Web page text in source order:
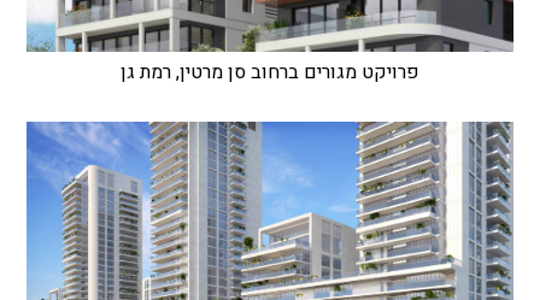
פרויקט מגורים ברחוב סן מרטין, רמת גן